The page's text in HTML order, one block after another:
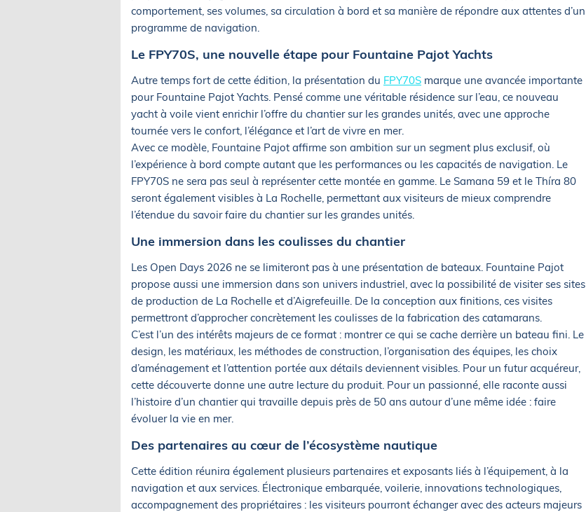
comportement, ses volumes, sa circulation à bord et sa manière de répondre aux attentes d’un
programme de navigation.
Le FPY70S, une nouvelle étape pour Fountaine Pajot Yachts
Autre temps fort de cette édition, la présentation du FPY70S marque une avancée importante
pour Fountaine Pajot Yachts. Pensé comme une véritable résidence sur l’eau, ce nouveau
yacht à voile vient enrichir l’offre du chantier sur les grandes unités, avec une approche
tournée vers le confort, l’élégance et l’art de vivre en mer.
Avec ce modèle, Fountaine Pajot affirme son ambition sur un segment plus exclusif, où
l’expérience à bord compte autant que les performances ou les capacités de navigation. Le
FPY70S ne sera pas seul à représenter cette montée en gamme. Le Samana 59 et le Thíra 80
seront également visibles à La Rochelle, permettant aux visiteurs de mieux comprendre
l’étendue du savoir faire du chantier sur les grandes unités.
Une immersion dans les coulisses du chantier
Les Open Days 2026 ne se limiteront pas à une présentation de bateaux. Fountaine Pajot
propose aussi une immersion dans son univers industriel, avec la possibilité de visiter ses sites
de production de La Rochelle et d’Aigrefeuille. De la conception aux finitions, ces visites
permettront d’approcher concrètement les coulisses de la fabrication des catamarans.
C’est l’un des intérêts majeurs de ce format : montrer ce qui se cache derrière un bateau fini. Le
design, les matériaux, les méthodes de construction, l’organisation des équipes, les choix
d’aménagement et l’attention portée aux détails deviennent visibles. Pour un futur acquéreur,
cette découverte donne une autre lecture du produit. Pour un passionné, elle raconte aussi
l’histoire d’un chantier qui travaille depuis près de 50 ans autour d’une même idée : faire
évoluer la vie en mer.
Des partenaires au cœur de l’écosystème nautique
Cette édition réunira également plusieurs partenaires et exposants liés à l’équipement, à la
navigation et aux services. Électronique embarquée, voilerie, innovations technologiques,
accompagnement des propriétaires : les visiteurs pourront échanger avec des acteurs majeurs